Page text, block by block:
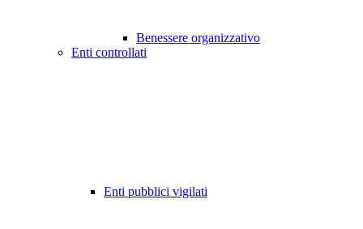
Benessere organizzativo
Enti controllati
Enti pubblici vigilati